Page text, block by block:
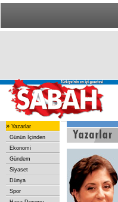
» Yazarlar
Günün İçinden
Ekonomi
Gündem
Siyaset
Dünya
Spor